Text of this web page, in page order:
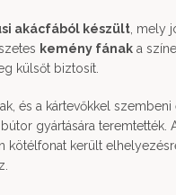
akácfából készült , mely
kemény fának a
külsőt biztosít.
és a kártevőkkel
gyártására teremtették.
kötélfonat került